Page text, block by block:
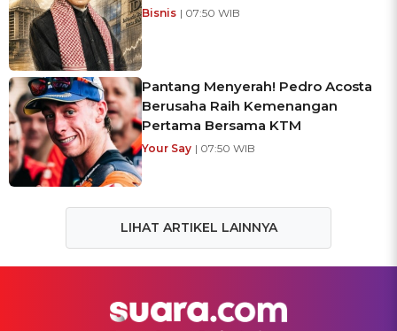
Bisnis | 07:50 WIB
Pantang Menyerah! Pedro Acosta
Berusaha Raih Kemenangan
Pertama Bersama KTM
Your Say | 07:50 WIB
LIHAT ARTIKEL LAINNYA